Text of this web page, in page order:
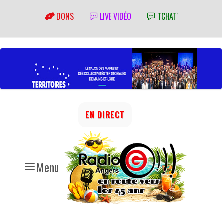
DONS LIVE VIDÉO TCHAT'
Menu
EN DIRECT